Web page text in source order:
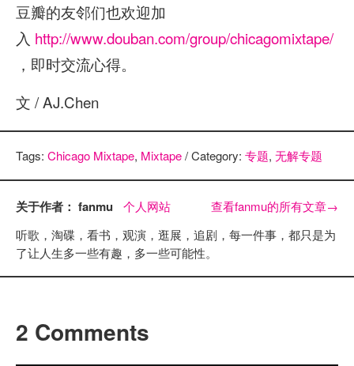
豆瓣的友邻们也欢迎加
入 http://www.douban.com/group/chicagomixtape/
，即时交流心得。
文 / AJ.Chen
Tags: Chicago Mixtape, Mixtape/ Category: 专题, 无解专题
关于作者： fanmu 个人网站 查看fanmu的所有文章→
听歌，淘碟，看书，观演，逛展，追剧，每一件事，都只是为
了让人生多一些有趣，多一些可能性。
2 Comments